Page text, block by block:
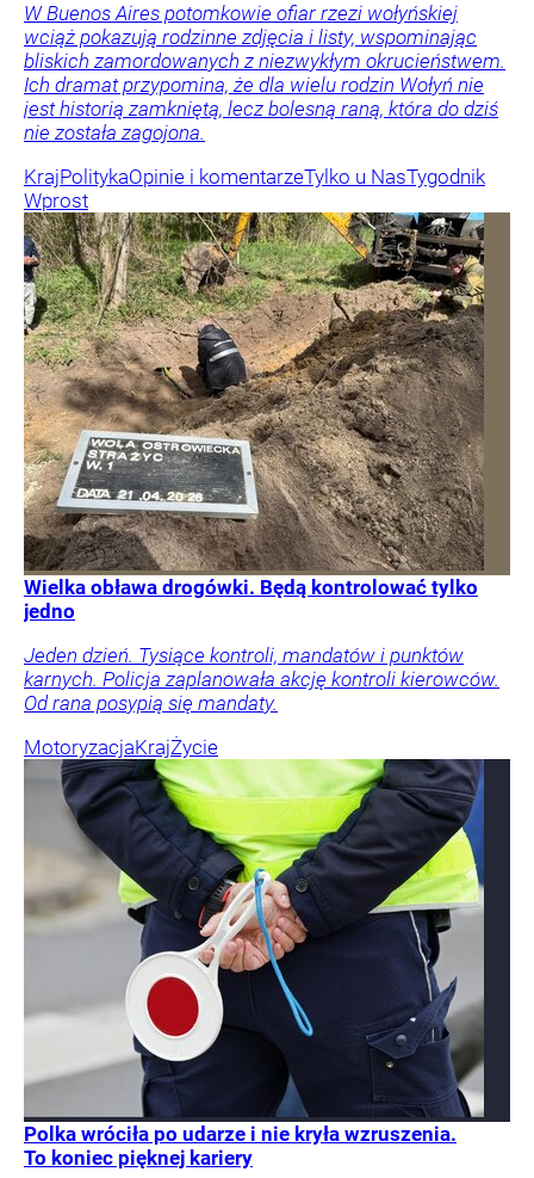
W Buenos Aires potomkowie ofiar rzezi wołyńskiej
wciąż pokazują rodzinne zdjęcia i listy, wspominając
bliskich zamordowanych z niezwykłym okrucieństwem.
Ich dramat przypomina, że dla wielu rodzin Wołyń nie
jest historią zamkniętą, lecz bolesną raną, która do dziś
nie została zagojona.
KrajPolitykaOpinie i komentarzeTylko u NasTygodnik
Wprost
Wielka obława drogówki. Będą kontrolować tylko
jedno
Jeden dzień. Tysiące kontroli, mandatów i punktów
karnych. Policja zaplanowała akcję kontroli kierowców.
Od rana posypią się mandaty.
MotoryzacjaKrajŻycie
Polka wróciła po udarze i nie kryła wzruszenia.
To koniec pięknej kariery